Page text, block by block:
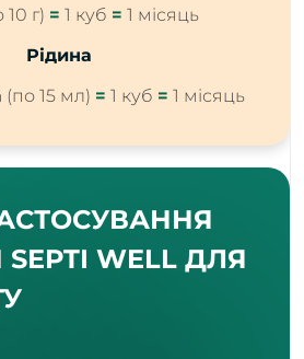
г) = 1 куб = 1 місяць
Рідина
(по 15 мл) = 1 куб = 1 місяць
WELL ДЛЯ